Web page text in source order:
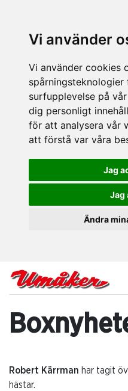
Vi använder
Vi använder cookies
surfupplevelse på
dig personligt
för att analysera vår
att förstå var våra
Jag
Jag
Ändra
Robert Kärrman har tagit
hästar.